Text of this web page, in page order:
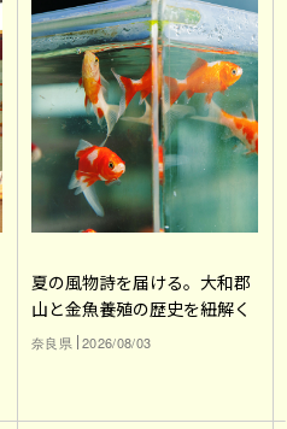
夏の風物詩を届ける。大和郡
山と金魚養殖の歴史を紐解く
奈良県 2026/08/03